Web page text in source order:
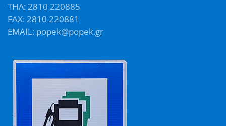
ΤΗΛ: 2810 220885
FAX: 2810 220881
EMAIL: popek@popek.gr